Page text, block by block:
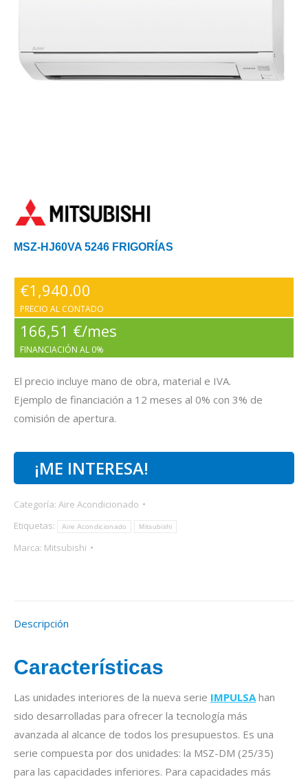
MSZ-HJ60VA 5246 FRIGORÍAS
€1,940.00
PRECIO AL CONTADO
166,51 €/mes
FINANCIACIÓN AL 0%
El precio incluye mano de obra, material e IVA.
Ejemplo de financiación a 12 meses al 0% con 3% de
comisión de apertura.
¡ME INTERESA!
Categoría: Aire Acondicionado
Etiquetas:
Aire Acondicionado Mitsubishi
Marca: Mitsubishi
Descripción
Características
Las unidades interiores de la nueva serie IMPULSA han
sido desarrolladas para ofrecer la tecnología más
avanzada al alcance de todos los presupuestos. Es una
serie compuesta por dos unidades: la MSZ-DM (25/35)
para las capacidades inferiores. Para capacidades más